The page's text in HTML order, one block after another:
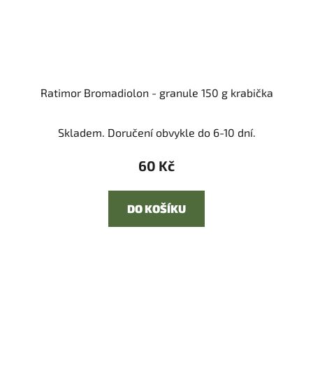
Ratimor Bromadiolon - granule 150 g krabička
Skladem. Doručení obvykle do 6-10 dní.
60 Kč
DO KOŠÍKU